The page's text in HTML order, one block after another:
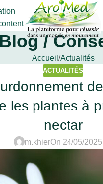
Blog /
Accueil Actualités
ACTUALITÉS
les plantes à
nectar
m.khierOn 24/05/2025